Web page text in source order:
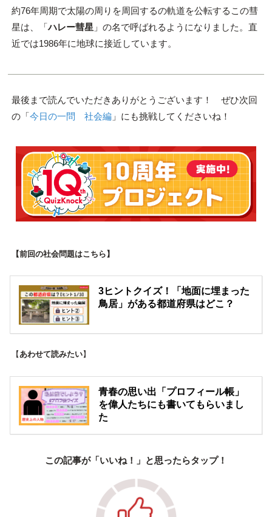
約76年周期で太陽の周りを周回するの軌道を公転するこの彗
星は、「ハレー彗星 」の名で呼ばれるようになりました。直
近では1986年に地球に接近しています。
最後まで読んでいただきありがとうございます！ ぜひ次回
の「今日の一問 社会編」にも挑戦してくださいね！
【前回の社会問題はこちら】
3ヒントクイズ！「地面に埋まった
鳥居」がある都道府県はどこ？
【あわせて読みたい】
青春の思い出「プロフィール帳」
を偉人たちにも書いてもらいまし
た
この記事が「いいね！」と思ったらタップ！